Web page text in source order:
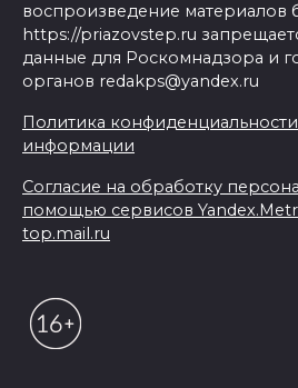
воспроизведение материалов
https://priazovstep.ru
данные для Роскомнадзора и
органов redakps@yandex.ru
Политика
информации
Согласие на обработку
помощью сервисов
top.mail.ru